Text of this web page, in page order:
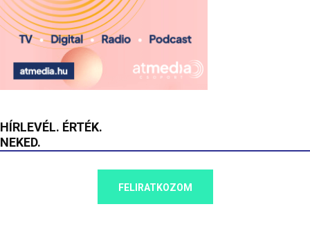
HÍRLEVÉL. ÉRTÉK.
NEKED.
FELIRATKOZOM